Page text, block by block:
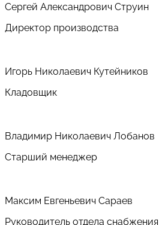
Сергей Александрович Струин
Директор производства
Игорь Николаевич Кутейников
Кладовщик
Владимир Николаевич Лобанов
Старший менеджер
Максим Евгеньевич Сараев
Руководитель отдела снабжения